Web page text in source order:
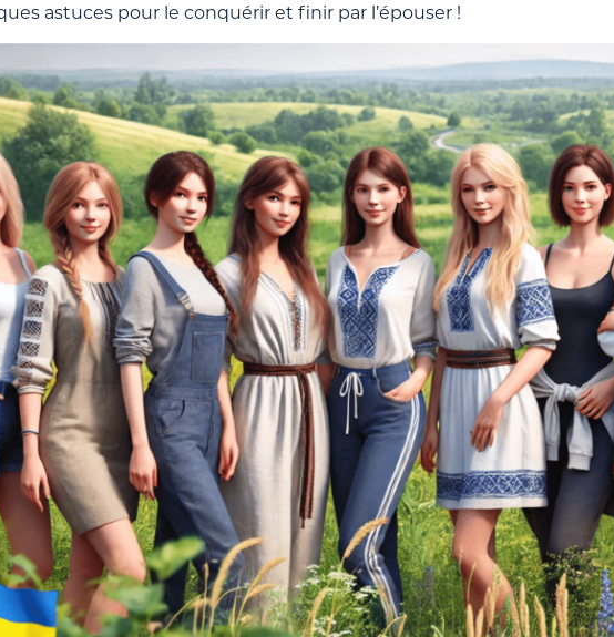
astuces pour le conquérir et finir par l’épouser !